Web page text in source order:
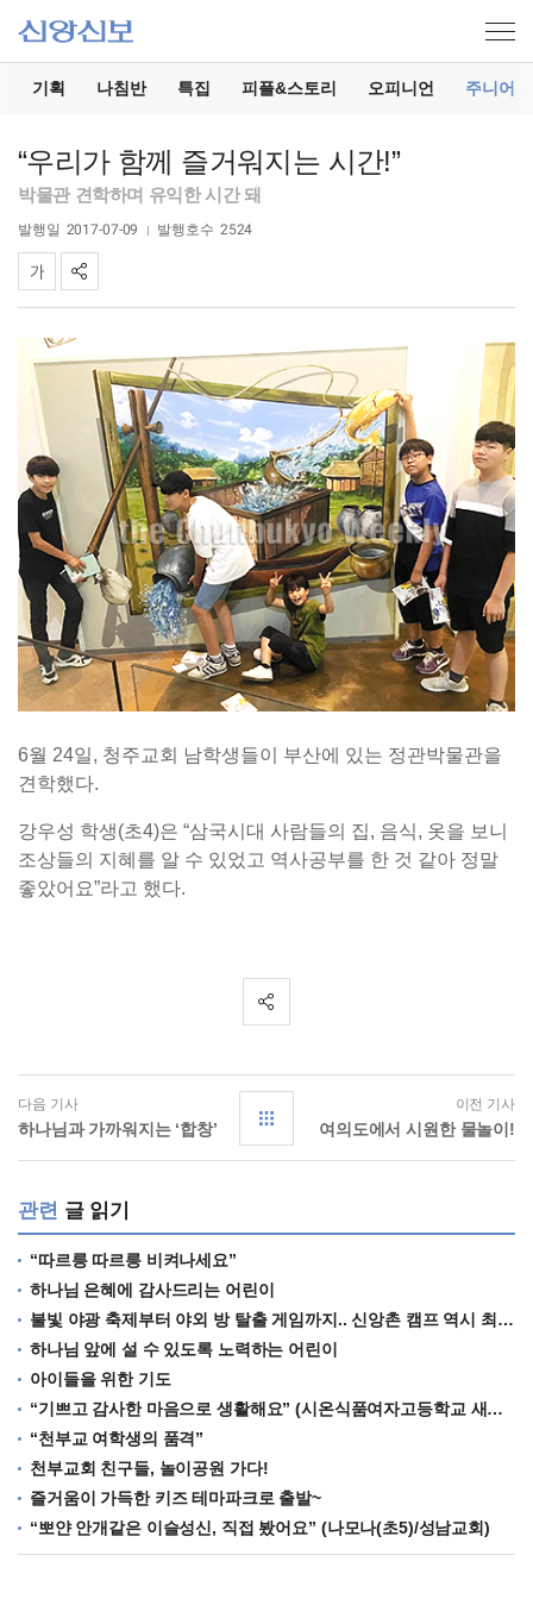
기획 나침반 특집 피플&스토리 오피니언 주니어
“우리가 함께 즐거워지는 시간!”
박물관 견학하며 유익한 시간 돼
발행일 2017-07-09 발행호수 2524
6월 24일, 청주교회 남학생들이 부산에 있는 정관박물관을
견학했다.
강우성 학생(초4)은 “삼국시대 사람들의 집, 음식, 옷을 보니
조상들의 지혜를 알 수 있었고 역사공부를 한 것 같아 정말
좋았어요”라고 했다.
다음 기사
하나님과 가까워지는 ‘합창’
이전 기사
여의도에서 시원한 물놀이!
관련 글 읽기
“따르릉 따르릉 비켜나세요”
하나님 은혜에 감사드리는 어린이
불빛 야광 축제부터 야외 방 탈출 게임까지.. 신앙촌 캠프 역시 최고!
하나님 앞에 설 수 있도록 노력하는 어린이
아이들을 위한 기도
“기쁘고 감사한 마음으로 생활해요” (시온식품여자고등학교 새내기들)
“천부교 여학생의 품격”
천부교회 친구들, 놀이공원 가다!
즐거움이 가득한 키즈 테마파크로 출발~
“뽀얀 안개같은 이슬성신, 직접 봤어요” (나모나(초5)/성남교회)